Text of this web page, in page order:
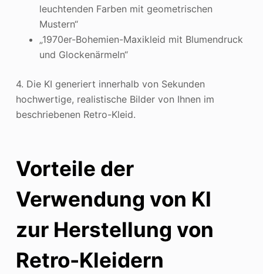
leuchtenden Farben mit geometrischen
Mustern“
„1970er-Bohemien-Maxikleid mit Blumendruck
und Glockenärmeln“
4. Die KI generiert innerhalb von Sekunden
hochwertige, realistische Bilder von Ihnen im
beschriebenen Retro-Kleid.
Vorteile der
Verwendung von KI
zur Herstellung von
Retro-Kleidern